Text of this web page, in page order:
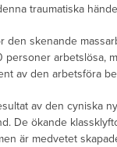
traumatiska
den skenande
personer arbetslösa,
av den arbetsföra
av den cyniska
De ökande
är medvetet